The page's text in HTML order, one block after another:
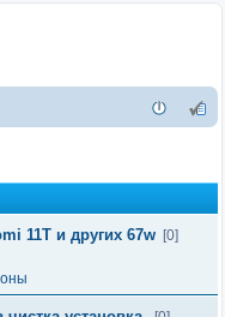
11T и других 67w [0]